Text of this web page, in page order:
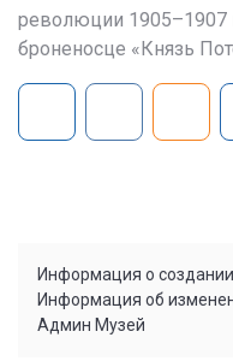
революции 1905–1907
броненосце «Князь
Информация о
Информация об
Админ Музей